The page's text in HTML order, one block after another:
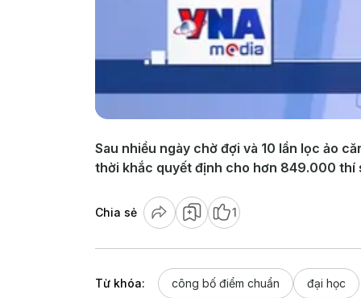
Sau nhiều ngày chờ đợi và 10 lần lọc ảo
thời khắc quyết định cho hơn 849.000 thí
Chia sẻ 1
Từ khóa: công bố điểm chuẩn đại học